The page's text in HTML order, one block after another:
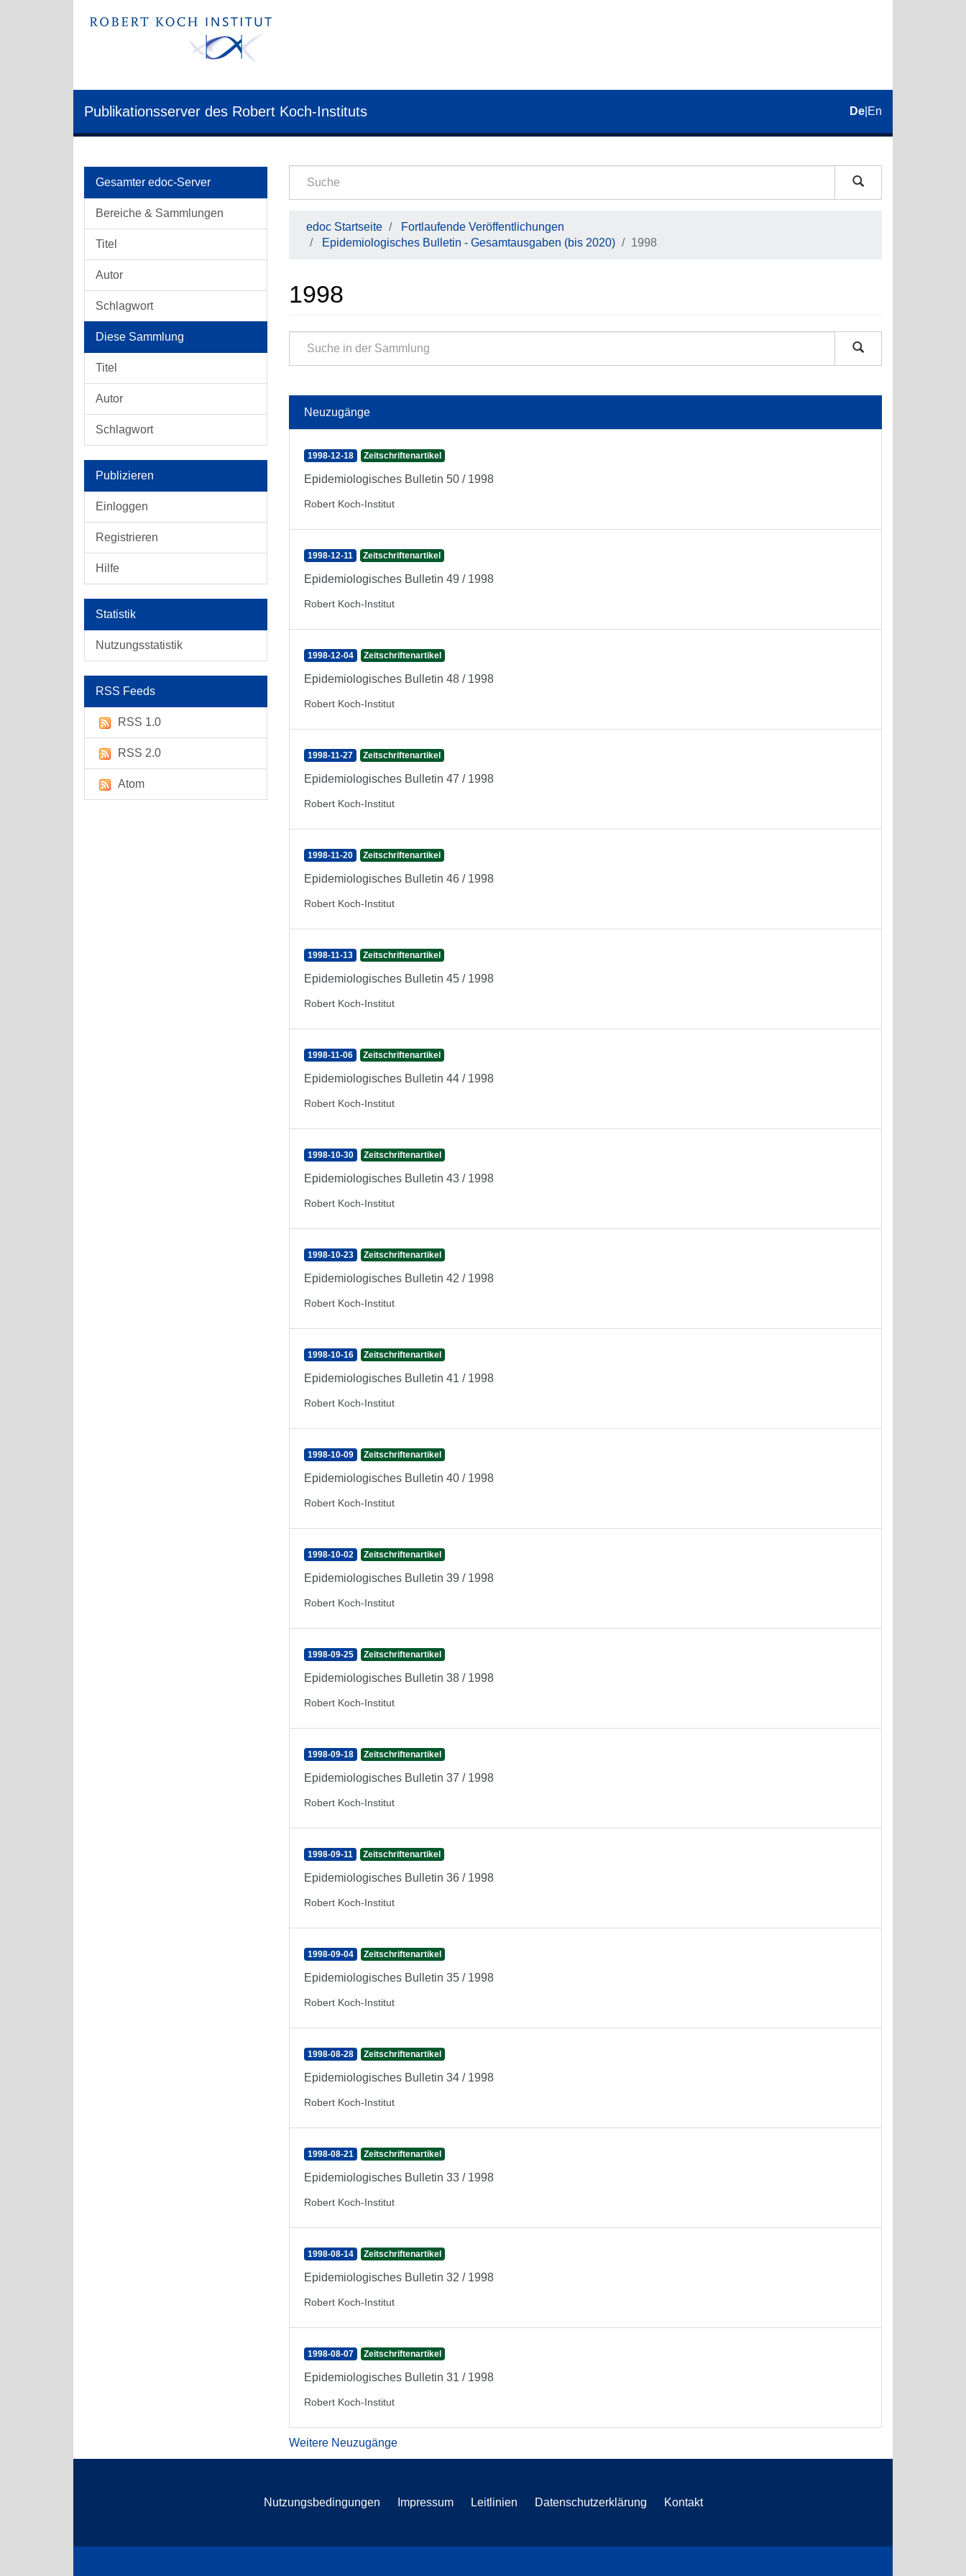
Publikationsserver des Robert Koch-Instituts De En
Gesamter edoc-Server
Bereiche & Sammlungen
Titel
Autor
Schlagwort
Diese Sammlung
Titel
Autor
Schlagwort
Publizieren
Einloggen
Registrieren
Hilfe
Statistik
Nutzungsstatistik
RSS Feeds
RSS 1.0
RSS 2.0
Atom
edoc Startseite
Fortlaufende Veröffentlichungen
Epidemiologisches Bulletin - Gesamtausgaben (bis 2020)
1998
1998
Neuzugänge
1998-12-18 Zeitschriftenartikel
Epidemiologisches Bulletin 50 / 1998
Robert Koch-Institut
1998-12-11 Zeitschriftenartikel
Epidemiologisches Bulletin 49 / 1998
Robert Koch-Institut
1998-12-04 Zeitschriftenartikel
Epidemiologisches Bulletin 48 / 1998
Robert Koch-Institut
1998-11-27 Zeitschriftenartikel
Epidemiologisches Bulletin 47 / 1998
Robert Koch-Institut
1998-11-20 Zeitschriftenartikel
Epidemiologisches Bulletin 46 / 1998
Robert Koch-Institut
1998-11-13 Zeitschriftenartikel
Epidemiologisches Bulletin 45 / 1998
Robert Koch-Institut
1998-11-06 Zeitschriftenartikel
Epidemiologisches Bulletin 44 / 1998
Robert Koch-Institut
1998-10-30 Zeitschriftenartikel
Epidemiologisches Bulletin 43 / 1998
Robert Koch-Institut
1998-10-23 Zeitschriftenartikel
Epidemiologisches Bulletin 42 / 1998
Robert Koch-Institut
1998-10-16 Zeitschriftenartikel
Epidemiologisches Bulletin 41 / 1998
Robert Koch-Institut
1998-10-09 Zeitschriftenartikel
Epidemiologisches Bulletin 40 / 1998
Robert Koch-Institut
1998-10-02 Zeitschriftenartikel
Epidemiologisches Bulletin 39 / 1998
Robert Koch-Institut
1998-09-25 Zeitschriftenartikel
Epidemiologisches Bulletin 38 / 1998
Robert Koch-Institut
1998-09-18 Zeitschriftenartikel
Epidemiologisches Bulletin 37 / 1998
Robert Koch-Institut
1998-09-11 Zeitschriftenartikel
Epidemiologisches Bulletin 36 / 1998
Robert Koch-Institut
1998-09-04 Zeitschriftenartikel
Epidemiologisches Bulletin 35 / 1998
Robert Koch-Institut
1998-08-28 Zeitschriftenartikel
Epidemiologisches Bulletin 34 / 1998
Robert Koch-Institut
1998-08-21 Zeitschriftenartikel
Epidemiologisches Bulletin 33 / 1998
Robert Koch-Institut
1998-08-14 Zeitschriftenartikel
Epidemiologisches Bulletin 32 / 1998
Robert Koch-Institut
1998-08-07 Zeitschriftenartikel
Epidemiologisches Bulletin 31 / 1998
Robert Koch-Institut
Weitere Neuzugänge
Nutzungsbedingungen Impressum Leitlinien Datenschutzerklärung Kontakt